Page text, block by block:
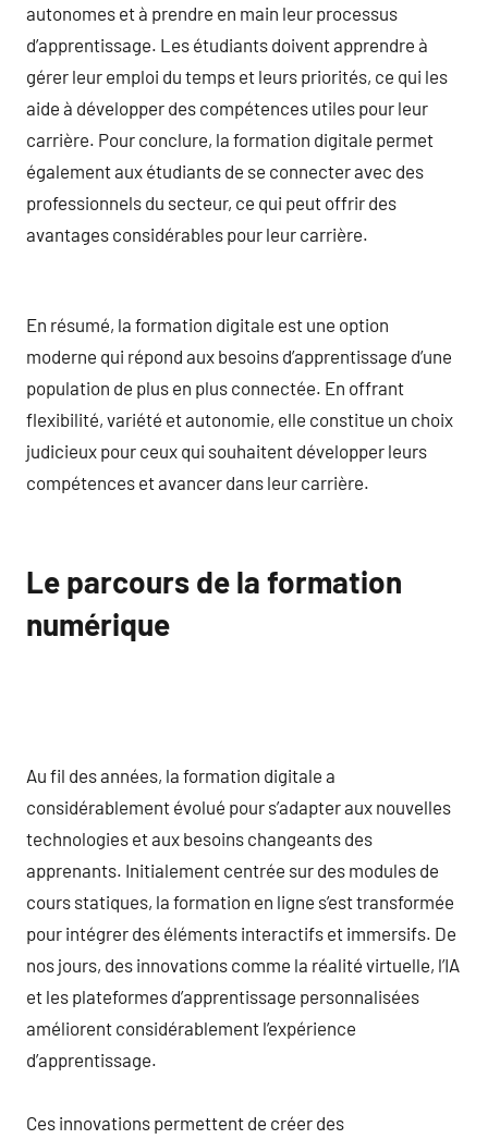
autonomes et à prendre en main leur processus
d’apprentissage. Les étudiants doivent apprendre à
gérer leur emploi du temps et leurs priorités, ce qui les
aide à développer des compétences utiles pour leur
carrière. Pour conclure, la formation digitale permet
également aux étudiants de se connecter avec des
professionnels du secteur, ce qui peut offrir des
avantages considérables pour leur carrière.
En résumé, la formation digitale est une option
moderne qui répond aux besoins d’apprentissage d’une
population de plus en plus connectée. En offrant
flexibilité, variété et autonomie, elle constitue un choix
judicieux pour ceux qui souhaitent développer leurs
compétences et avancer dans leur carrière.
Le parcours de la formation
numérique
Au fil des années, la formation digitale a
considérablement évolué pour s’adapter aux nouvelles
technologies et aux besoins changeants des
apprenants. Initialement centrée sur des modules de
cours statiques, la formation en ligne s’est transformée
pour intégrer des éléments interactifs et immersifs. De
nos jours, des innovations comme la réalité virtuelle, l’IA
et les plateformes d’apprentissage personnalisées
améliorent considérablement l’expérience
d’apprentissage.
Ces innovations permettent de créer des